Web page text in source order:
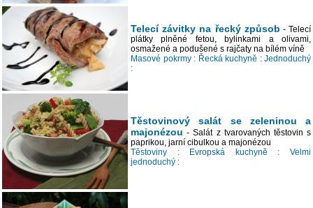
Telecí závitky na řecký způsob - Telecí
plátky plněné fetou, bylinkami a olivami,
osmažené a podušené s rajčaty na bílém víně
Masové pokrmy : Řecká kuchyně : Jednoduchý
:
Těstovinový salát se zeleninou a
majonézou - Salát z tvarovaných těstovin s
paprikou, jarní cibulkou a majonézou
Těstoviny :
Evropská kuchyně :
Velmi
jednoduchý :